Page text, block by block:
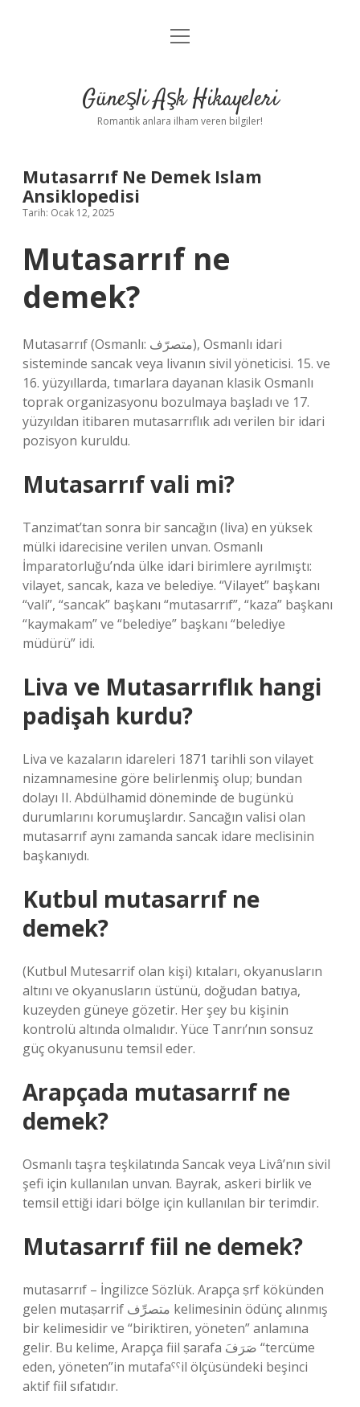
Anasayfa
Yasal Uyarı
menüyü
Güneşli Aşk Hikayeleri
Romantik anlara ilham veren bilgiler!
Mutasarrıf Ne Demek Islam
Ansiklopedisi
Tarih: Ocak 12, 2025
Mutasarrıf ne
demek?
Mutasarrıf (Osmanlı: متصرّف), Osmanlı idari
sisteminde sancak veya livanın sivil yöneticisi. 15. ve
16. yüzyıllarda, tımarlara dayanan klasik Osmanlı
toprak organizasyonu bozulmaya başladı ve 17.
yüzyıldan itibaren mutasarrıflık adı verilen bir idari
pozisyon kuruldu.
Mutasarrıf vali mi?
Tanzimat’tan sonra bir sancağın (liva) en yüksek
mülki idarecisine verilen unvan. Osmanlı
İmparatorluğu’nda ülke idari birimlere ayrılmıştı:
vilayet, sancak, kaza ve belediye. “Vilayet” başkanı
“vali”, “sancak” başkanı “mutasarrıf”, “kaza” başkanı
“kaymakam” ve “belediye” başkanı “belediye
müdürü” idi.
Liva ve Mutasarrıflık hangi
padişah kurdu?
Liva ve kazaların idareleri 1871 tarihli son vilayet
nizamnamesine göre belirlenmiş olup; bundan
dolayı II. Abdülhamid döneminde de bugünkü
durumlarını korumuşlardır. Sancağın valisi olan
mutasarrıf aynı zamanda sancak idare meclisinin
başkanıydı.
Kutbul mutasarrıf ne
demek?
(Kutbul Mutesarrif olan kişi) kıtaları, okyanusların
altını ve okyanusların üstünü, doğudan batıya,
kuzeyden güneye gözetir. Her şey bu kişinin
kontrolü altında olmalıdır. Yüce Tanrı’nın sonsuz
güç okyanusunu temsil eder.
Arapçada mutasarrıf ne
demek?
Osmanlı taşra teşkilatında Sancak veya Livâ’nın sivil
şefi için kullanılan unvan. Bayrak, askeri birlik ve
temsil ettiği idari bölge için kullanılan bir terimdir.
Mutasarrıf fiil ne demek?
mutasarrıf – İngilizce Sözlük. Arapça ṣrf kökünden
gelen mutaṣarrif متصرِّف kelimesinin ödünç alınmış
bir kelimesidir ve “biriktiren, yöneten” anlamına
gelir. Bu kelime, Arapça fiil ṣarafa صَرَفَ “tercüme
eden, yöneten”in mutafaˁˁil ölçüsündeki beşinci
aktif fiil sıfatıdır.